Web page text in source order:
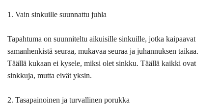
1. Vain sinkuille suunnattu juhla
Tapahtuma on suunniteltu aikuisille sinkuille, jotka kaipaavat
samanhenkistä seuraa, mukavaa seuraa ja juhannuksen taikaa.
Täällä kukaan ei kysele, miksi olet sinkku. Täällä kaikki ovat
sinkkuja, mutta eivät yksin.
2. Tasapainoinen ja turvallinen porukka